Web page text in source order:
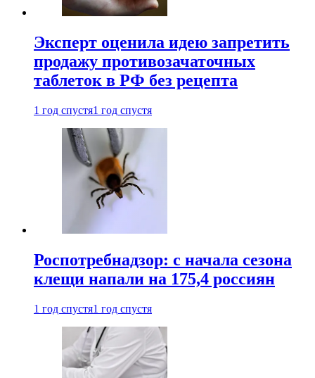
Эксперт оценила идею запретить
продажу противозачаточных
таблеток в РФ без рецепта
1 год спустя1 год спустя
Роспотребнадзор: с начала сезона
клещи напали на 175,4 россиян
1 год спустя1 год спустя